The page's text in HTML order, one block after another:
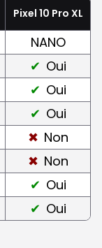
Pixel 10 Pro XL
NANO
Oui
Oui
Oui
Non
Non
Oui
Oui